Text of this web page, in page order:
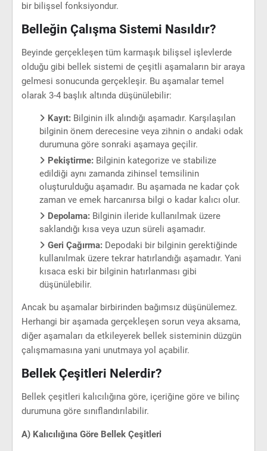
bir bilişsel fonksiyondur.
Belleğin Çalışma Sistemi Nasıldır?
Beyinde gerçekleşen tüm karmaşık bilişsel işlevlerde
olduğu gibi bellek sistemi de çeşitli aşamaların bir araya
gelmesi sonucunda gerçekleşir. Bu aşamalar temel
olarak 3-4 başlık altında düşünülebilir:
Kayıt: Bilginin ilk alındığı aşamadır. Karşılaşılan
bilginin önem derecesine veya zihnin o andaki odak
durumuna göre sonraki aşamaya geçilir.
Pekiştirme: Bilginin kategorize ve stabilize
edildiği aynı zamanda zihinsel temsilinin
oluşturulduğu aşamadır. Bu aşamada ne kadar çok
zaman ve emek harcanırsa bilgi o kadar kalıcı olur.
Depolama: Bilginin ileride kullanılmak üzere
saklandığı kısa veya uzun süreli aşamadır.
Geri Çağırma: Depodaki bir bilginin gerektiğinde
kullanılmak üzere tekrar hatırlandığı aşamadır. Yani
kısaca eski bir bilginin hatırlanması gibi
düşünülebilir.
Ancak bu aşamalar birbirinden bağımsız düşünülemez.
Herhangi bir aşamada gerçekleşen sorun veya aksama,
diğer aşamaları da etkileyerek bellek sisteminin düzgün
çalışmamasına yani unutmaya yol açabilir.
Bellek Çeşitleri Nelerdir?
Bellek çeşitleri kalıcılığına göre, içeriğine göre ve bilinç
durumuna göre sınıflandırılabilir.
A) Kalıcılığına Göre Bellek Çeşitleri